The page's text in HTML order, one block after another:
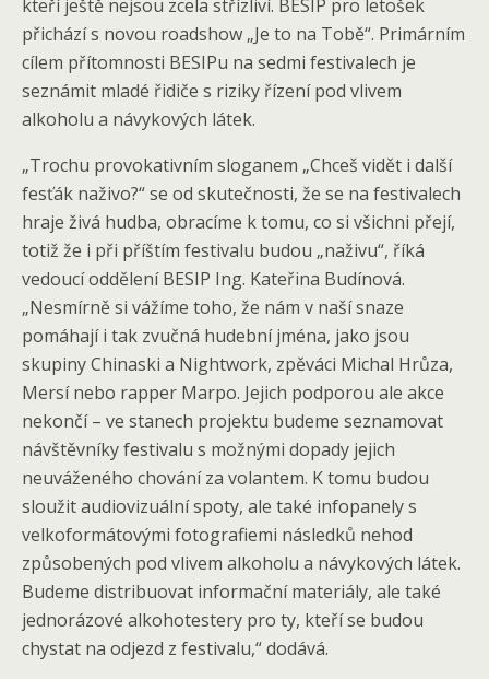
kteří ještě nejsou zcela střízliví. BESIP pro letošek
přichází s novou roadshow „Je to na Tobě“. Primárním
cílem přítomnosti BESIPu na sedmi festivalech je
seznámit mladé řidiče s riziky řízení pod vlivem
alkoholu a návykových látek.
„Trochu provokativním sloganem „Chceš vidět i další
fesťák naživo?“ se od skutečnosti, že se na festivalech
hraje živá hudba, obracíme k tomu, co si všichni přejí,
totiž že i při příštím festivalu budou „naživu“, říká
vedoucí oddělení BESIP Ing. Kateřina Budínová.
„Nesmírně si vážíme toho, že nám v naší snaze
pomáhají i tak zvučná hudební jména, jako jsou
skupiny Chinaski a Nightwork, zpěváci Michal Hrůza,
Mersí nebo rapper Marpo. Jejich podporou ale akce
nekončí – ve stanech projektu budeme seznamovat
návštěvníky festivalu s možnými dopady jejich
neuváženého chování za volantem. K tomu budou
sloužit audiovizuální spoty, ale také infopanely s
velkoformátovými fotografiemi následků nehod
způsobených pod vlivem alkoholu a návykových látek.
Budeme distribuovat informační materiály, ale také
jednorázové alkohotestery pro ty, kteří se budou
chystat na odjezd z festivalu,“ dodává.